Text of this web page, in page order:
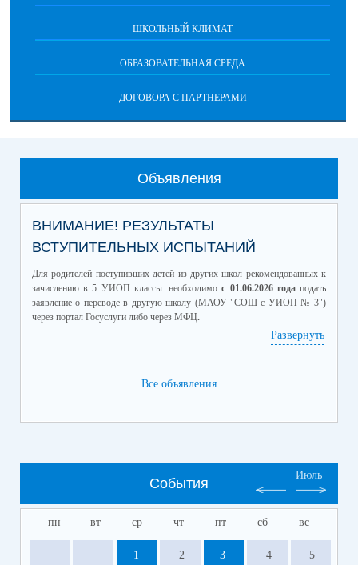
ШКОЛЬНЫЙ КЛИМАТ
ОБРАЗОВАТЕЛЬНАЯ СРЕДА
ДОГОВОРА С ПАРТНЕРАМИ
Объявления
ВНИМАНИЕ! РЕЗУЛЬТАТЫ
ВСТУПИТЕЛЬНЫХ ИСПЫТАНИЙ
Для родителей поступивших детей из других школ рекомендованных к
зачислению в 5 УИОП классы: необходимос 01.06.2026 годаподать
заявление о переводе в другую школу (МАОУ "СОШ с УИОП № 3")
через портал Госуслуги либо через МФЦ.
состоится родительское собрание будущих
Развернуть
Все объявления
События
Июль
пн вт ср чт пт сб вс
1 2 3 4 5